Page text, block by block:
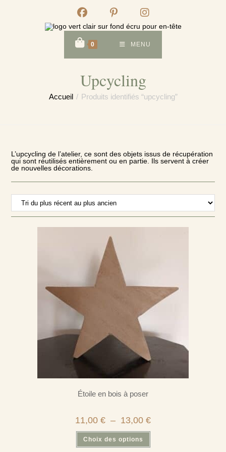
0 MENU
Upcycling
Accueil / Produits identifiés “upcycling”
L’upcycling de l’atelier, ce sont des objets issus de récupération
qui sont réutilisés entièrement ou en partie. Ils servent à créer
de nouvelles décorations.
Étoile en bois à poser
11,00 € – 13,00 €Plage
Choix des options
Ce
a